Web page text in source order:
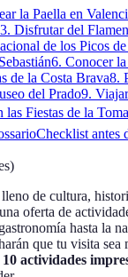
la Paella en
3. Disfrutar del
de los Picos
6. Conocer
de la Costa Brava8.
del Prado9.
las Fiestas de la
Checklist antes
)
de cultura,
oferta de
hasta la
que tu visita sea
10 actividades